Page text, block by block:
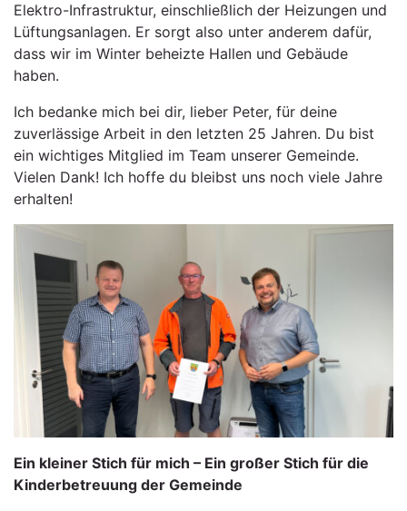
Elektro-Infrastruktur, einschließlich der Heizungen und
Lüftungsanlagen. Er sorgt also unter anderem dafür,
dass wir im Winter beheizte Hallen und Gebäude
haben.
Ich bedanke mich bei dir, lieber Peter, für deine
zuverlässige Arbeit in den letzten 25 Jahren. Du bist
ein wichtiges Mitglied im Team unserer Gemeinde.
Vielen Dank! Ich hoffe du bleibst uns noch viele Jahre
erhalten!
Ein kleiner Stich für mich – Ein großer Stich für die
Kinderbetreuung der Gemeinde